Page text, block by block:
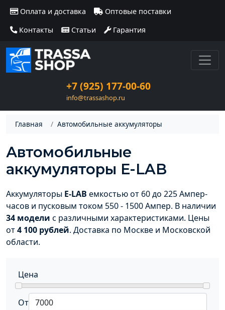
Оплата и доставка
Оптовые поставки
Контакты
Статьи Гарантия
+7 (925) 177-00-60
info@trassashop.ru
Главная Автомобильные аккумуляторы
Автомобильные
аккумуляторы E-LAB
Аккумуляторы E-LAB емкостью от 60 до 225 Ампер-
часов и пусковым током 550 - 1500 Ампер. В наличии
34 модели с различными характеристиками. Цены
от4 100 рублей. Доставка по Москве и Московской
области.
Цена
От